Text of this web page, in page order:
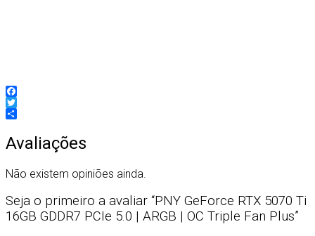
Facebook
Twitter
Avaliações
Não existem opiniões ainda.
Seja o primeiro a avaliar “PNY GeForce RTX 5070 Ti
16GB GDDR7 PCIe 5.0 | ARGB | OC Triple Fan Plus”